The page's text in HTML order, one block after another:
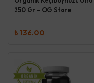
250 Gr - OG Store
₺ 136.00